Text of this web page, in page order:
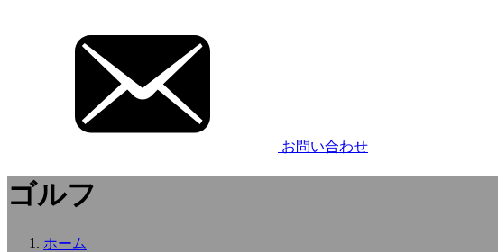
お問い合わせ
ゴルフ
ホーム